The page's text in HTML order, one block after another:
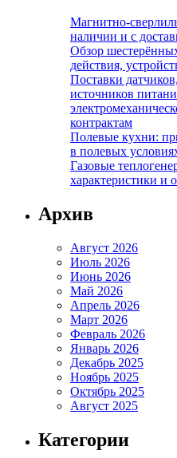
Магнитно-
наличии и с
Обзор
действия,
Поставки
источников
контрактам
Полевые кухни:
в полевых
Газовые
характеристики и
Архив
Август 2026
Июль 2026
Июнь 2026
Май 2026
Апрель 2026
Март 2026
Февраль 2026
Январь 2026
Декабрь 2025
Ноябрь 2025
Октябрь 2025
Август 2025
Категории